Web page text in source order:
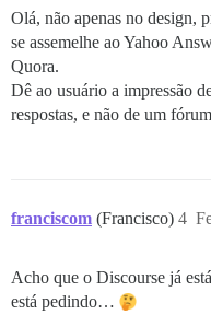
Olá, não apenas no design,
se assemelhe ao Yahoo
Quora.
Dê ao usuário a impressão
respostas, e não de um
franciscom (Francisco) 4
Acho que o Discourse já
está pedindo…